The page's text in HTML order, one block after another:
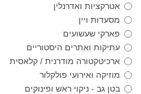
אטרקציות ואדרנלין
מסעדות ויין
פארקי שעשועים
עתיקות ואתרים היסטוריים
ארכיטקטורה מודרנית / קלאסית
מוזיקה ואירועי פולקלור
בטן גב - ניקוי ראש ופינוקים